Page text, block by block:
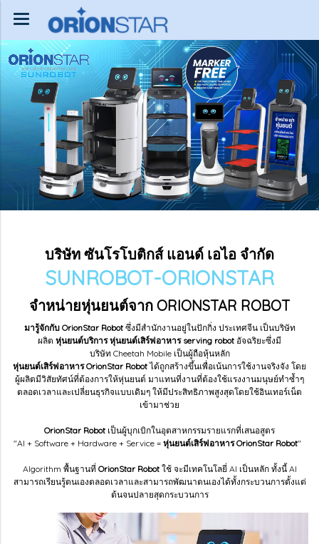
บริษัท ซันโรโบติกส์ แอนด์ เอไอ จำกัด
SUNROBOT-ORIONSTAR
จำหน่ายหุ่นยนต์จาก ORIONSTAR ROBOT
มารู้จักกับ OrionStar Robotซึ่งมีสำนักงานอยู่ในปักกิ่ง ประเทศจีน เป็นบริษัท
ผลิต หุ่นยนต์บริการ หุ่นยนต์เสิร์ฟอาหาร serving robot อัจฉริยะซึ่งมี
บริษัท Cheetah Mobile เป็นผู้ถือหุ้นหลัก
หุ่นยนต์เสิร์ฟอาหาร OrionStar Robotได้ถูกสร้างขึ้นเพื่อเน้นการใช้งานจริงจัง โดย
ผู้ผลิตมีวิสัยทัศน์ที่ต้องการให้หุ่นยนต์ มาแทนที่งานที่ต้องใช้แรงงานมนุษย์ทำซ้ำๆ
ตลอดเวลาและเปลี่ยนธุรกิจแบบเดิมๆ ให้มีประสิทธิภาพสูงสุดโดยใช้อินเทอร์เน็ต
เข้ามาช่วย
OrionStar Robot เป็นผู้บุกเบิกในอุตสาหกรรมรายแรกที่เสนอสูตร
"AI + Software + Hardware + Service = หุ่นยนต์เสิร์ฟอาหาร OrionStar Robot"
Algorithm พื้นฐานที่ OrionStar Robotใช้ จะมีเทคโนโลยี่ AI เป็นหลัก ทั้งนี้ AI
สามารถเรียนรู้ตนเองตลอดเวลาและสามารถพัฒนาตนเองได้ทั้งกระบวนการตั้งแต่
ต้นจนปลายสุดกระบวนการ